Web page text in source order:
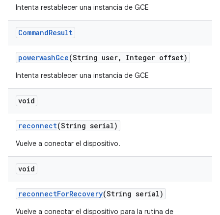
Intenta restablecer una instancia de GCE
CommandResult
powerwashGce(String user, Integer offset)
Intenta restablecer una instancia de GCE
void
reconnect(String serial)
Vuelve a conectar el dispositivo.
void
reconnectForRecovery(String serial)
Vuelve a conectar el dispositivo para la rutina de